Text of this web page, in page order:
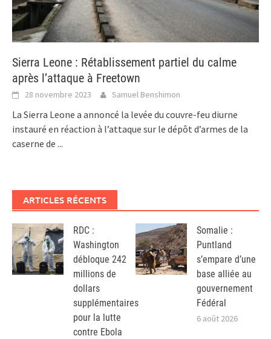
Sierra Leone : Rétablissement partiel du calme
après l’attaque à Freetown
28 novembre 2023 Samuel Benshimon
La Sierra Leone a annoncé la levée du couvre-feu diurne
instauré en réaction à l’attaque sur le dépôt d’armes de la
caserne de ...
ARTICLES RÉCENTS
RDC :
Washington
débloque 242
millions de
dollars
supplémentaires
pour la lutte
contre Ebola
Somalie :
Puntland
s’empare d’une
base alliée au
gouvernement
Fédéral
6 août 2026